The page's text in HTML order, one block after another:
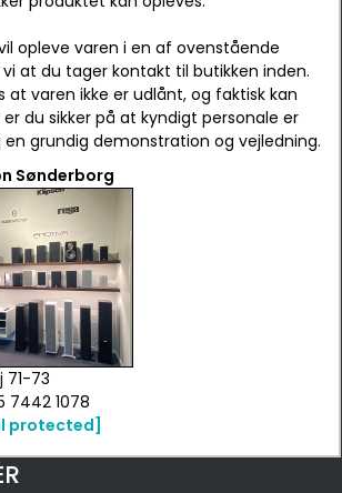
opleve varen i en af ovenstående
at du tager kontakt til butikken inden.
at varen ikke er udlånt, og faktisk kan
du sikker på at kyndigt personale er
grundig demonstration og vejledning.
Sønderborg
73
7442 1078
protected]